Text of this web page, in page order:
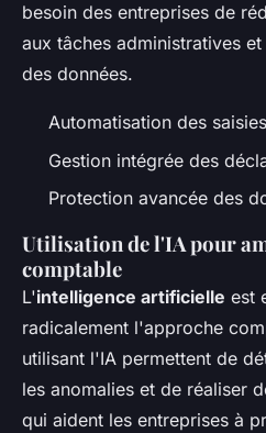
besoin des entreprises de
aux tâches administratives
des données.
Automatisation des
Gestion intégrée des
Protection avancée des
Utilisation de l'IA pour
comptable
L'intelligence artificielle est
radicalement l'approche
utilisant l'IA permettent de
les anomalies et de réaliser
qui aident les entreprises à